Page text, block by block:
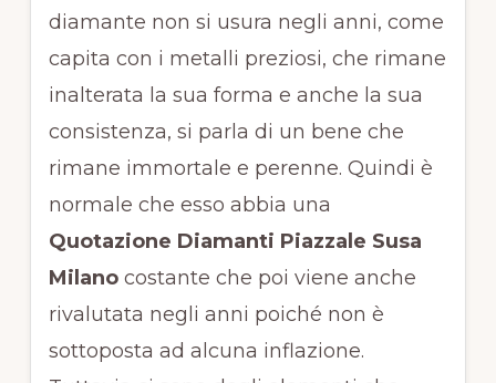
diamante non si usura negli anni, come
capita con i metalli preziosi, che rimane
inalterata la sua forma e anche la sua
consistenza, si parla di un bene che
rimane immortale e perenne. Quindi è
normale che esso abbia una
Quotazione Diamanti Piazzale Susa
Milanocostante che poi viene anche
rivalutata negli anni poiché non è
sottoposta ad alcuna inflazione.